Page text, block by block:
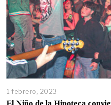
1 febrero, 2023
El Niño de la Hipoteca